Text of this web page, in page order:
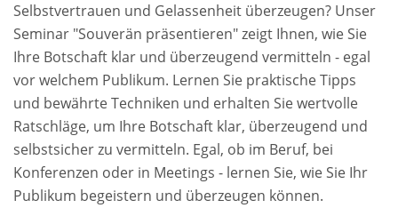
Selbstvertrauen und Gelassenheit überzeugen? Unser
Seminar "Souverän präsentieren" zeigt Ihnen, wie Sie
Ihre Botschaft klar und überzeugend vermitteln - egal
vor welchem Publikum. Lernen Sie praktische Tipps
und bewährte Techniken und erhalten Sie wertvolle
Ratschläge, um Ihre Botschaft klar, überzeugend und
selbstsicher zu vermitteln. Egal, ob im Beruf, bei
Konferenzen oder in Meetings - lernen Sie, wie Sie Ihr
Publikum begeistern und überzeugen können.